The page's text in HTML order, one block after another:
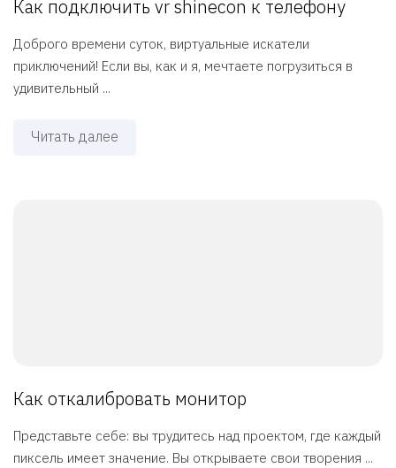
Как подключить vr shinecon к телефону
Доброго времени суток, виртуальные искатели
приключений! Если вы, как и я, мечтаете погрузиться в
удивительный ...
Читать далее
Как откалибровать монитор
Представьте себе: вы трудитесь над проектом, где каждый
пиксель имеет значение. Вы открываете свои творения ...